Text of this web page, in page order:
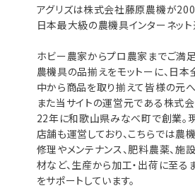
アグリズは株式会社藤原農機が
日本最大級の農機具インターネット
ホビー農家からプロ農家までご満
農機具の品揃えをモットーに、日
中から商品を取り揃えて皆様の元へ
また当サイトの運営元である株式
22年に和歌山県みなべ町で創業。
店舗も運営しており、こちらでは農
修理やメンテナンス、肥料農薬、施
材など、生産から加工・出荷に至る
をサポートしています。